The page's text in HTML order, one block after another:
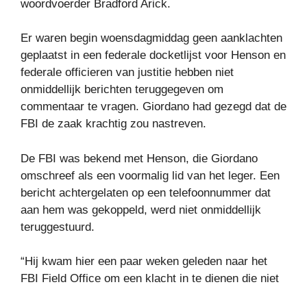
woordvoerder Bradford Arick.
Er waren begin woensdagmiddag geen aanklachten
geplaatst in een federale docketlijst voor Henson en
federale officieren van justitie hebben niet
onmiddellijk berichten teruggegeven om
commentaar te vragen. Giordano had gezegd dat de
FBI de zaak krachtig zou nastreven.
De FBI was bekend met Henson, die Giordano
omschreef als een voormalig lid van het leger. Een
bericht achtergelaten op een telefoonnummer dat
aan hem was gekoppeld, werd niet onmiddellijk
teruggestuurd.
“Hij kwam hier een paar weken geleden naar het
FBI Field Office om een ​​klacht in te dienen die niet